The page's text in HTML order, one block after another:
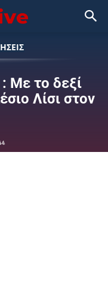
Με το δεξί
Λίσι στον